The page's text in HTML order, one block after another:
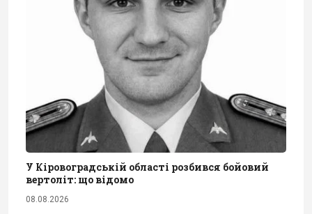
У Кіровоградській області розбився бойовий
вертоліт: що відомо
08.08.2026